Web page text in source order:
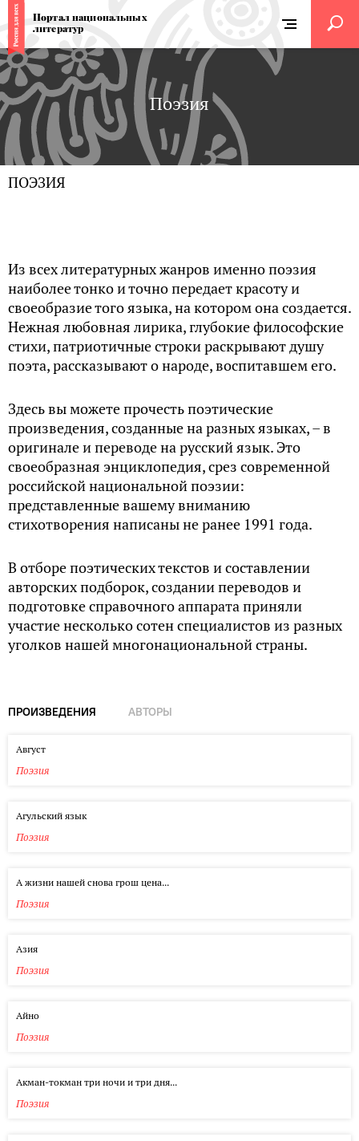
Портал национальных
литератур
Поэзия
ПОЭЗИЯ
Из всех литературных жанров именно поэзия
наиболее тонко и точно передает красоту и
своеобразие того языка, на котором она создается.
Нежная любовная лирика, глубокие философские
стихи, патриотичные строки раскрывают душу
поэта, рассказывают о народе, воспитавшем его.
Здесь вы можете прочесть поэтические
произведения, созданные на разных языках, – в
оригинале и переводе на русский язык. Это
своеобразная энциклопедия, срез современной
российской национальной поэзии:
представленные вашему вниманию
стихотворения написаны не ранее 1991 года.
В отборе поэтических текстов и составлении
авторских подборок, создании переводов и
подготовке справочного аппарата приняли
участие несколько сотен специалистов из разных
уголков нашей многонациональной страны.
ПРОИЗВЕДЕНИЯ АВТОРЫ
Август
Поэзия
Агульский язык
Поэзия
А жизни нашей снова грош цена...
Поэзия
Азия
Поэзия
Айно
Поэзия
Акман-токман три ночи и три дня...
Поэзия